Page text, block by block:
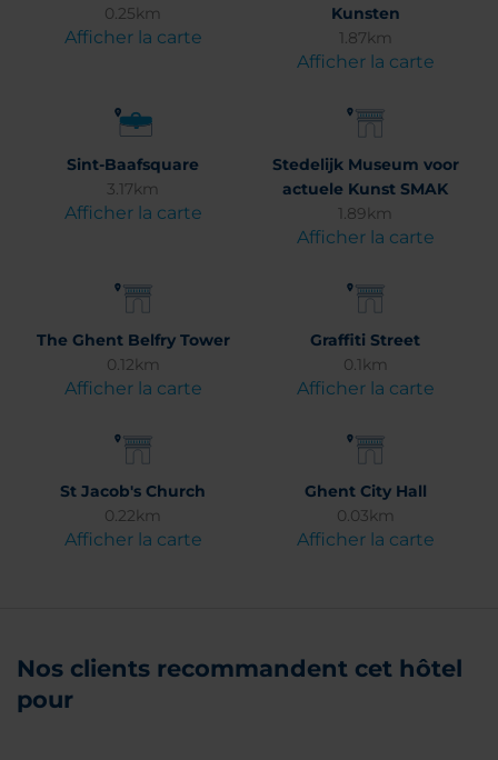
0.25km
Afficher la carte
Kunsten
1.87km
Afficher la carte
Sint-Baafsquare
3.17km
Afficher la carte
Stedelijk Museum voor
actuele Kunst SMAK
1.89km
Afficher la carte
The Ghent Belfry Tower
0.12km
Afficher la carte
Graffiti Street
0.1km
Afficher la carte
St Jacob's Church
0.22km
Afficher la carte
Ghent City Hall
0.03km
Afficher la carte
Nos clients recommandent cet hôtel
pour